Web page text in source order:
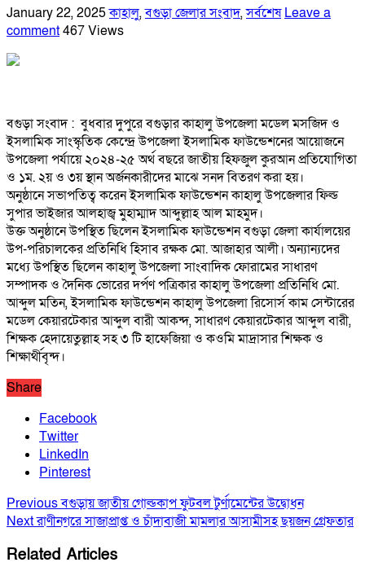
January 22, 2025কাহালু,বগুড়া জেলার সংবাদ,সর্বশেষ Leave a
comment467 Views
বগুড়া সংবাদ : বুধবার দুপুরে বগুড়ার কাহালু উপজেলা মডেল মসজিদ ও
ইসলামিক সাংস্কৃতিক কেন্দ্রে উপজেলা ইসলামিক ফাউন্ডেশনের আয়োজনে
উপজেলা পর্যায়ে ২০২৪-২৫ অর্থ বছরে জাতীয় হিফজুল কুরআন প্রতিযোগিতা
ও ১ম. ২য় ও ৩য় স্থান অর্জনকারীদের মাঝে সনদ বিতরণ করা হয়।
অনুষ্ঠানে সভাপতিত্ব করেন ইসলামিক ফাউন্ডেশন কাহালু উপজেলার ফিল্ড
সুপার ভাইজার আলহাজ্ব মুহাম্মাদ আব্দুল্লাহ আল মাহমুদ।
উক্ত অনুষ্ঠানে উপস্থিত ছিলেন ইসলামিক ফাউন্ডেশন বগুড়া জেলা কার্যালয়ের
উপ-পরিচালকের প্রতিনিধি হিসাব রক্ষক মো. আজাহার আলী। অন্যান্যদের
মধ্যে উপস্থিত ছিলেন কাহালু উপজেলা সাংবাদিক ফোরামের সাধারণ
সম্পাদক ও দৈনিক ভোরের দর্পণ পত্রিকার কাহালু উপজেলা প্রতিনিধি মো.
আব্দুল মতিন, ইসলামিক ফাউন্ডেশন কাহালু উপজেলা রিসোর্স কাম সেন্টারের
মডেল কেয়ারটেকার আব্দুল বারী আকন্দ, সাধারণ কেয়ারটেকার আব্দুল বারী,
শিক্ষক হেদায়েতুল্লাহ সহ ৩ টি হাফেজিয়া ও কওমি মাদ্রাসার শিক্ষক ও
শিক্ষার্থীবৃন্দ।
Share
Facebook
Twitter
LinkedIn
Pinterest
Previousবগুড়ায় জাতীয় গোল্ডকাপ ফুটবল টুর্ণামেন্টের উদ্বোধন
Nextরাণীনগরে সাজাপ্রাপ্ত ও চাঁদাবাজী মামলার আসামীসহ ছয়জন গ্রেফতার
Related Articles